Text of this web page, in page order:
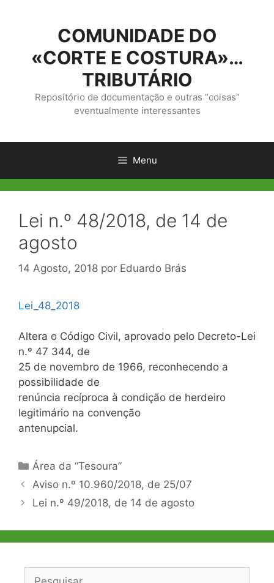
conteúdo
COMUNIDADE DO
«CORTE E COSTURA»…
TRIBUTÁRIO
Repositório de documentação e outras “coisas”
eventualmente interessantes
Menu
Lei n.º 48/2018, de 14 de
agosto
14 Agosto, 2018 por Eduardo Brás
Lei_48_2018
Altera o Código Civil, aprovado pelo Decreto-Lei
n.º 47 344, de
25 de novembro de 1966, reconhecendo a
possibilidade de
renúncia recíproca à condição de herdeiro
legitimário na convenção
antenupcial.
Categorias
Área da “Tesoura”
Navegação
de
Aviso n.º 10.960/2018, de 25/07
Lei n.º 49/2018, de 14 de agosto
Pesquisar